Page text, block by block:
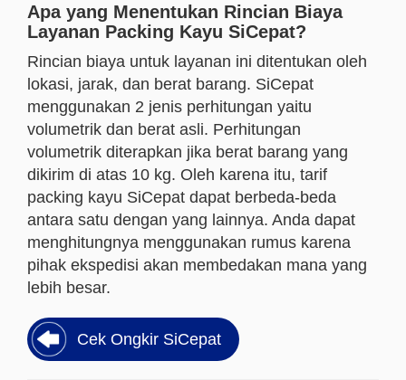
Apa yang Menentukan Rincian Biaya
Layanan Packing Kayu SiCepat?
Rincian biaya untuk layanan ini ditentukan oleh
lokasi, jarak, dan berat barang. SiCepat
menggunakan 2 jenis perhitungan yaitu
volumetrik dan berat asli. Perhitungan
volumetrik diterapkan jika berat barang yang
dikirim di atas 10 kg. Oleh karena itu, tarif
packing kayu SiCepat dapat berbeda-beda
antara satu dengan yang lainnya. Anda dapat
menghitungnya menggunakan rumus karena
pihak ekspedisi akan membedakan mana yang
lebih besar.
Cek Ongkir SiCepat